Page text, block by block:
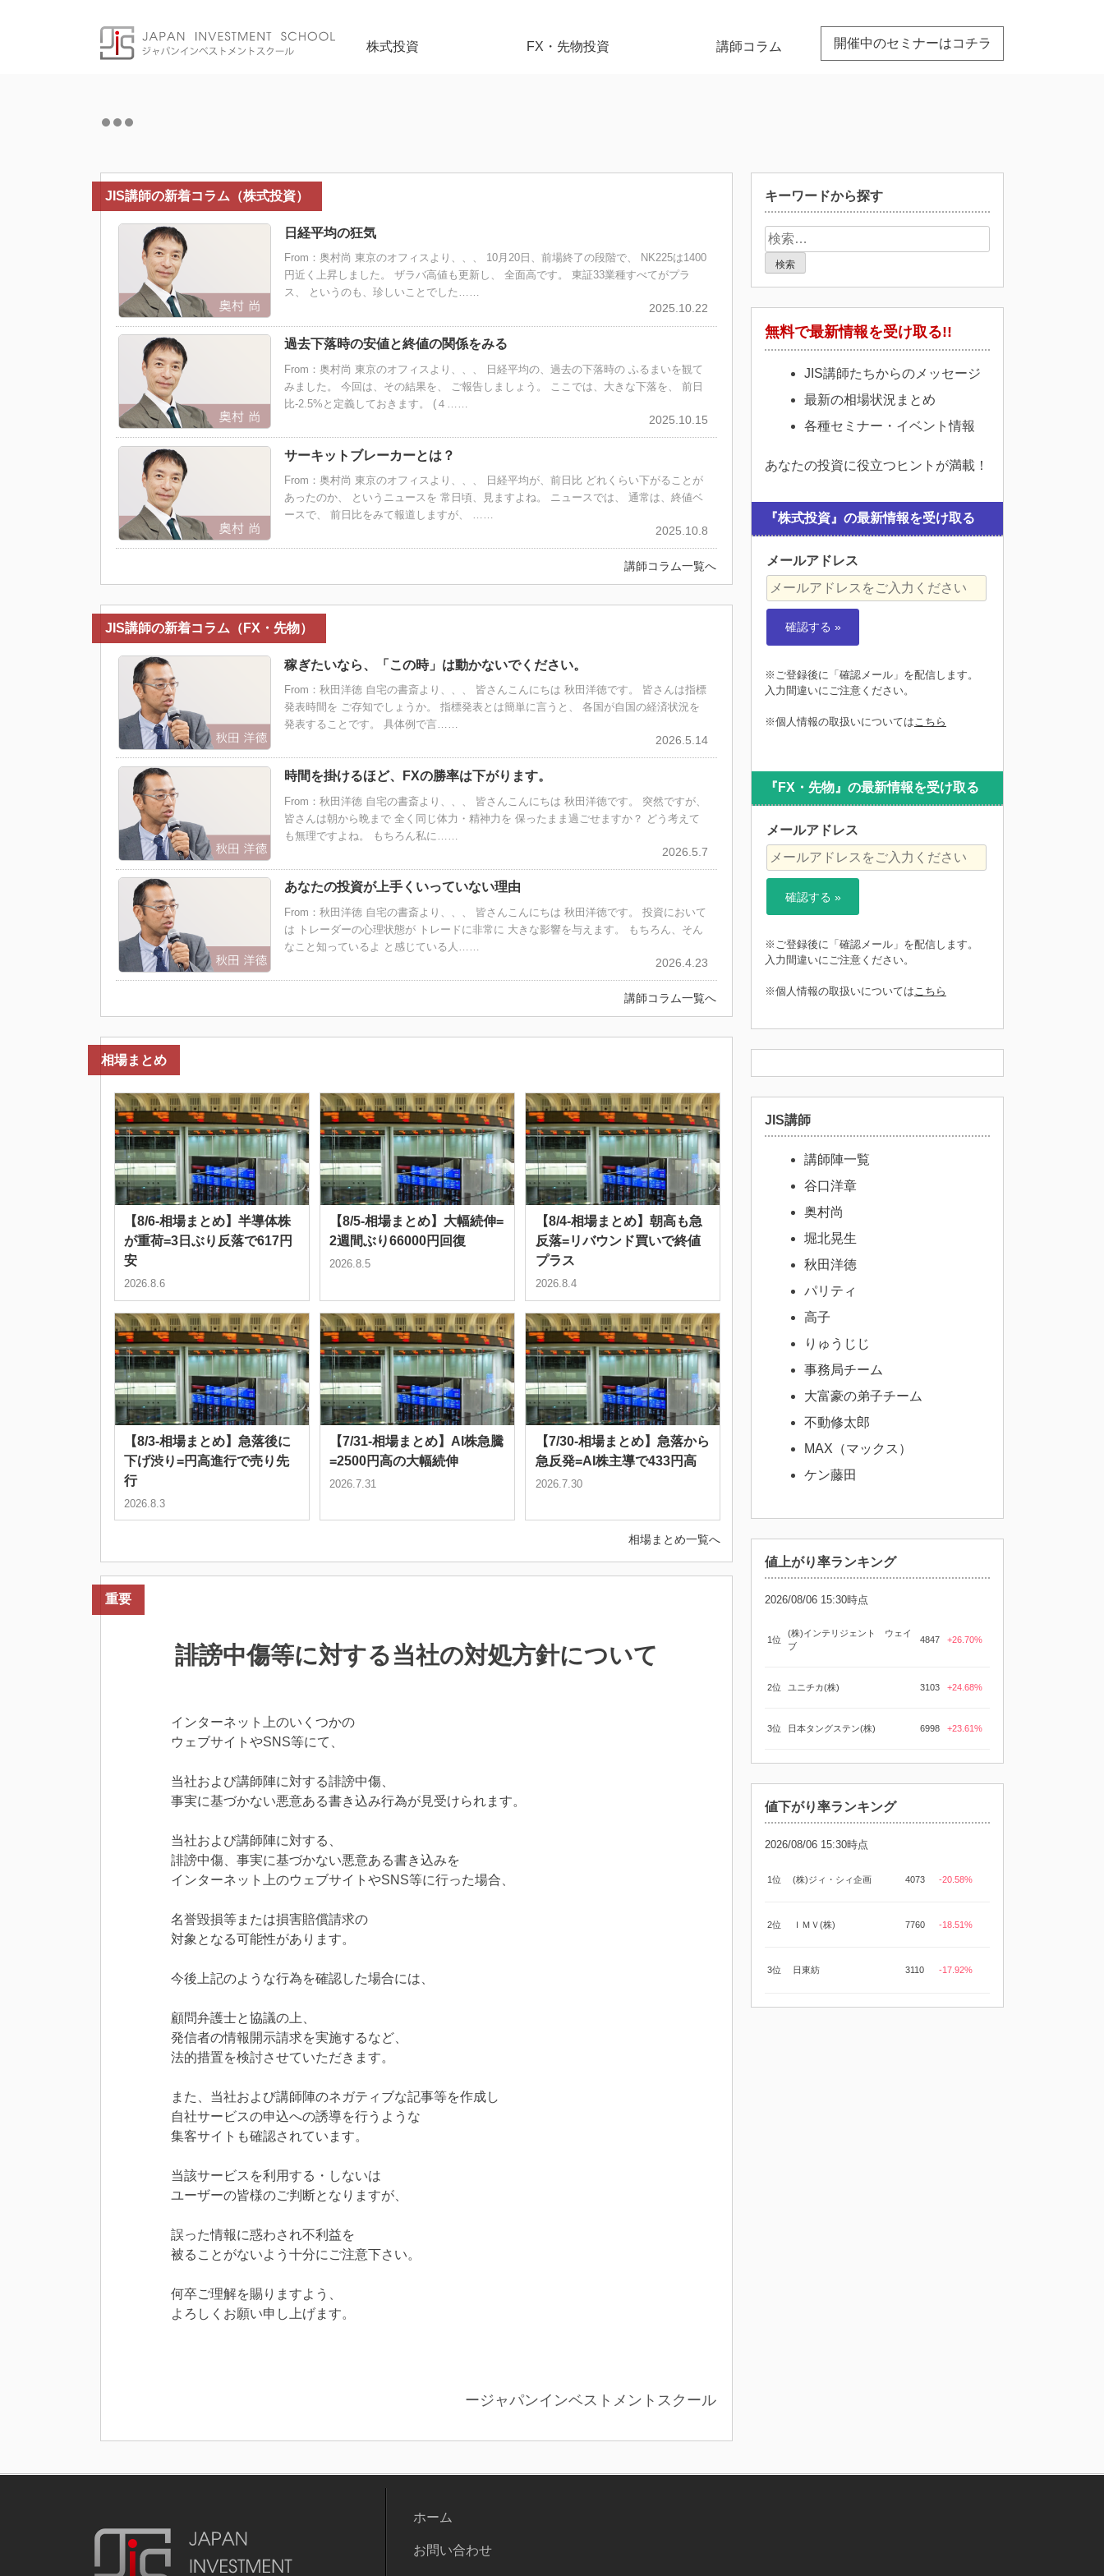
株式投資 FX・先物投資 講師コラム 開催中のセミナーはコチラ
JIS講師の新着コラム（株式投資）
日経平均の狂気
From：奥村尚 東京のオフィスより、、、 10月20日、前場終了の段階で、 NK225は1400
円近く上昇しました。 ザラバ高値も更新し、 全面高です。 東証33業種すべてがプラ
ス、 というのも、珍しいことでした……
2025.10.22
過去下落時の安値と終値の関係をみる
From：奥村尚 東京のオフィスより、、、 日経平均の、過去の下落時の ふるまいを観て
みました。 今回は、その結果を、 ご報告しましょう。 ここでは、大きな下落を、 前日
比-2.5%と定義しておきます。 (４……
2025.10.15
サーキットブレーカーとは？
From：奥村尚 東京のオフィスより、、、 日経平均が、前日比 どれくらい下がることが
あったのか、 というニュースを 常日頃、見ますよね。 ニュースでは、 通常は、終値ベ
ースで、 前日比をみて報道しますが、 ……
2025.10.8
講師コラム一覧へ
JIS講師の新着コラム（FX・先物）
稼ぎたいなら、「この時」は動かないでください。
From：秋田洋徳 自宅の書斎より、、、 皆さんこんにちは 秋田洋徳です。 皆さんは指標
発表時間を ご存知でしょうか。 指標発表とは簡単に言うと、 各国が自国の経済状況を
発表することです。 具体例で言……
2026.5.14
時間を掛けるほど、FXの勝率は下がります。
From：秋田洋徳 自宅の書斎より、、、 皆さんこんにちは 秋田洋徳です。 突然ですが、
皆さんは朝から晩まで 全く同じ体力・精神力を 保ったまま過ごせますか？ どう考えて
も無理ですよね。 もちろん私に……
2026.5.7
あなたの投資が上手くいっていない理由
From：秋田洋徳 自宅の書斎より、、、 皆さんこんにちは 秋田洋徳です。 投資において
は トレーダーの心理状態が トレードに非常に 大きな影響を与えます。 もちろん、そん
なこと知っているよ と感じている人……
2026.4.23
講師コラム一覧へ
相場まとめ
【8/6-相場まとめ】半導体株
が重荷=3日ぶり反落で617円
安
2026.8.6
【8/5-相場まとめ】大幅続伸=
2週間ぶり66000円回復
2026.8.5
【8/4-相場まとめ】朝高も急
反落=リバウンド買いで終値
プラス
2026.8.4
【8/3-相場まとめ】急落後に
下げ渋り=円高進行で売り先
行
2026.8.3
【7/31-相場まとめ】AI株急騰
=2500円高の大幅続伸
2026.7.31
【7/30-相場まとめ】急落から
急反発=AI株主導で433円高
2026.7.30
相場まとめ一覧へ
重要
誹謗中傷等に対する当社の対処方針について
インターネット上のいくつかの
ウェブサイトやSNS等にて、
当社および講師陣に対する誹謗中傷、
事実に基づかない悪意ある書き込み行為が見受けられます。
当社および講師陣に対する、
誹謗中傷、事実に基づかない悪意ある書き込みを
インターネット上のウェブサイトやSNS等に行った場合、
名誉毀損等または損害賠償請求の
対象となる可能性があります。
今後上記のような行為を確認した場合には、
顧問弁護士と協議の上、
発信者の情報開示請求を実施するなど、
法的措置を検討させていただきます。
また、当社および講師陣のネガティブな記事等を作成し
自社サービスの申込への誘導を行うような
集客サイトも確認されています。
当該サービスを利用する・しないは
ユーザーの皆様のご判断となりますが、
誤った情報に惑わされ不利益を
被ることがないよう十分にご注意下さい。
何卒ご理解を賜りますよう、
よろしくお願い申し上げます。
ージャパンインベストメントスクール
キーワードから探す
検
索:
無料で最新情報を受け取る!!
JIS講師たちからのメッセージ
最新の相場状況まとめ
各種セミナー・イベント情報
あなたの投資に役立つヒントが満載！
『株式投資』の最新情報を受け取る
メールアドレス
※ご登録後に「確認メール」を配信します。
入力間違いにご注意ください。
※個人情報の取扱いについては こちら
『FX・先物』の最新情報を受け取る
メールアドレス
※ご登録後に「確認メール」を配信します。
入力間違いにご注意ください。
※個人情報の取扱いについてはこちら
JIS講師
講師陣一覧
谷口洋章
奥村尚
堀北晃生
秋田洋徳
パリティ
高子
りゅうじじ
事務局チーム
大富豪の弟子チーム
不動修太郎
MAX（マックス）
ケン藤田
値上がり率ランキング
2026/08/06 15:30時点
1位
(株)インテリジェント ウェイ
ブ
4847 +26.70%
2位 ユニチカ(株) 3103 +24.68%
3位 日本タングステン(株) 6998 +23.61%
値下がり率ランキング
2026/08/06 15:30時点
1位 (株)ジィ・シィ企画 4073 -20.58%
2位 ＩＭＶ(株) 7760 -18.51%
3位 日東紡 3110 -17.92%
ホーム
お問い合わせ